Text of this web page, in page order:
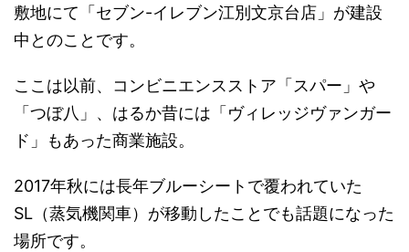
敷地にて「セブン-イレブン江別文京台店」が建設
中とのことです。
ここは以前、コンビニエンスストア「スパー」や
「つぼ八」、はるか昔には「ヴィレッジヴァンガー
ド」もあった商業施設。
2017年秋には長年ブルーシートで覆われていた
SL（蒸気機関車）が移動したことでも話題になった
場所です。